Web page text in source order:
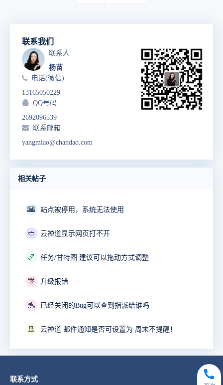
联系我们
联系人
杨苗
电话(微信)
13165050229
QQ号码
2692096539
联系邮箱
yangmiao@chandao.com
相关帖子
🌇 站点被停用，系统无法使用
🥙 云禅道显示网页打不开
🍤 任务/甘特图 建议可以拖动方式调整
🎊 升级报错
🐬 已经关闭的Bug可以查到指派给谁吗
🚢 云禅道 邮件通知是否可设置为 周末不提醒！
联系方式